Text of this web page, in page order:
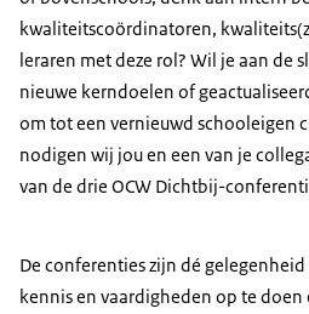
kwaliteitscoördinatoren,
leraren met deze rol? Wil je aan de
nieuwe kerndoelen of
om tot een vernieuwd schooleigen
nodigen wij jou en een van je
van de drie OCW Dichtbij-
De conferenties zijn dé
kennis en vaardigheden op te doen